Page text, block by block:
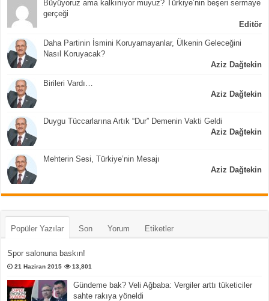
Büyüyoruz ama kalkınıyor muyuz? Türkiye’nin beşeri sermaye
gerçeği
Editör
Daha Partinin İsmini Koruyamayanlar, Ülkenin Geleceğini
Nasıl Koruyacak?
Aziz Dağtekin
Birileri Vardı…
Aziz Dağtekin
Duygu Tüccarlarına Artık “Dur” Demenin Vakti Geldi
Aziz Dağtekin
Mehterin Sesi, Türkiye’nin Mesajı
Aziz Dağtekin
Popüler Yazılar Son Yorum Etiketler
Spor salonuna baskın!
21 Haziran 2015 13,801
Gündeme bak? Veli Ağbaba: Vergiler arttı tüketiciler
sahte rakıya yöneldi